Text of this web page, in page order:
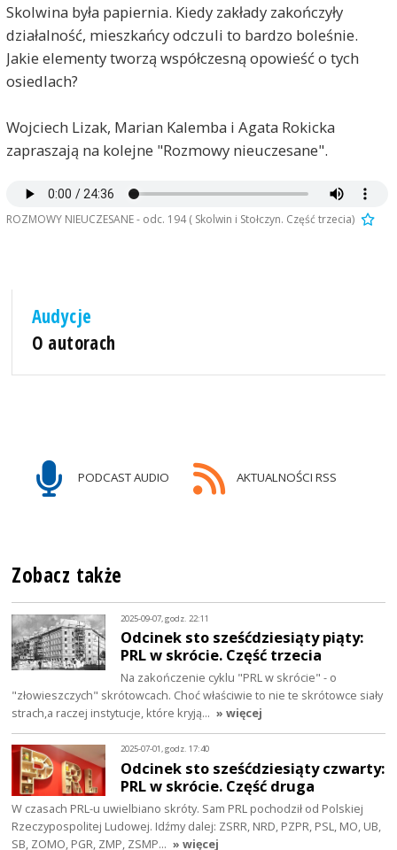
Skolwina była papiernia. Kiedy zakłady zakończyły
działalność, mieszkańcy odczuli to bardzo boleśnie.
Jakie elementy tworzą współczesną opowieść o tych
osiedlach?
Wojciech Lizak, Marian Kalemba i Agata Rokicka
zapraszają na kolejne "Rozmowy nieuczesane".
ROZMOWY NIEUCZESANE - odc. 194 ( Skolwin i Stołczyn. Część trzecia)
Audycje
O autorach
PODCAST AUDIO AKTUALNOŚCI RSS
Zobacz także
2025-09-07, godz. 22:11
Odcinek sto sześćdziesiąty piąty:
PRL w skrócie. Część trzecia
Na zakończenie cyklu "PRL w skrócie" - o
"złowieszczych" skrótowcach. Choć właściwie to nie te skrótowce siały
strach,a raczej instytucje, które kryją… » więcej
2025-07-01, godz. 17:40
Odcinek sto sześćdziesiąty czwarty:
PRL w skrócie. Część druga
W czasach PRL-u uwielbiano skróty. Sam PRL pochodził od Polskiej
Rzeczypospolitej Ludowej. Idźmy dalej: ZSRR, NRD, PZPR, PSL, MO, UB,
SB, ZOMO, PGR, ZMP, ZSMP… » więcej